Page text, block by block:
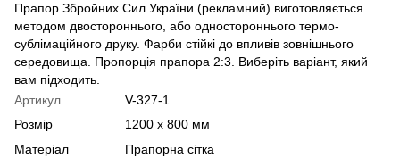
Прапор Збройних Сил України (рекламний) виготовляється
методом двостороннього, або одностороннього термо-
сублімаційного друку. Фарби стійкі до впливів зовнішнього
середовища. Пропорція прапора 2:3. Виберіть варіант, який
вам підходить.
Артикул
V-327-1
Розмір
1200 х 800 мм
Матеріал
Прапорна сітка